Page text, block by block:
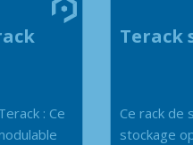
: Ce
Terack
Ce rack de
stockage